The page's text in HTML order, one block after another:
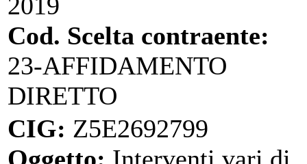
Cod. Scelta contraente:
23-AFFIDAMENTO
DIRETTO
CIG: Z5E2692799